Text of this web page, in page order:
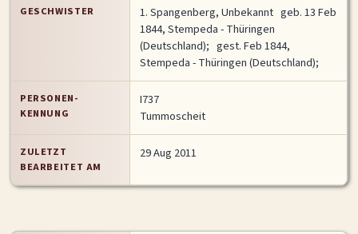
SPRACHE / LANGUAGE
English
GESCHWISTER 1.Spangenberg, Unbekannt geb. 13 Feb
1844, Stempeda - Thüringen
(Deutschland); gest. Feb 1844,
Stempeda - Thüringen (Deutschland);
PERSONEN-
KENNUNG
I737
Tummoscheit
ZULETZT
BEARBEITET AM
29 Aug 2011